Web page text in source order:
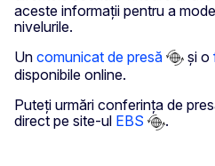
aceste informații pentru a
nivelurile.
Un comunicat de presă și o
disponibile online.
Puteți urmări conferința de
direct pe site-ul EBS .